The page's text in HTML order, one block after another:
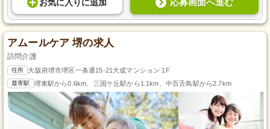
お気に入り に追加 応募画面へ進む
アムールケア 堺の求人
訪問介護
住所 大阪府堺市堺区一条通15-21大成マンション 1F
最寄駅 堺東駅から0.6km、三国ケ丘駅から1.1km、中百舌鳥駅から2.7km